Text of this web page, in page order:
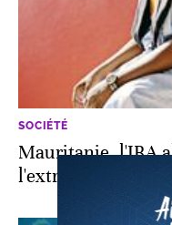
SOCIÉTÉ
Mauritanie. l'IRA
l'extrémisme